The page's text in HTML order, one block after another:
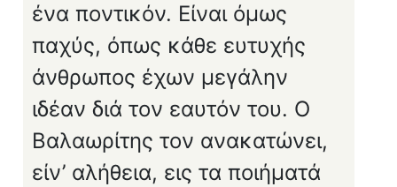
ένα ποντικόν. Είναι όμως
παχύς, όπως κάθε ευτυχής
άνθρωπος έχων μεγάλην
ιδέαν διά τον εαυ­τόν του. Ο
Βαλαωρίτης τον ανακατώνει,
είν’ αλήθεια, εις τα ποιήματά